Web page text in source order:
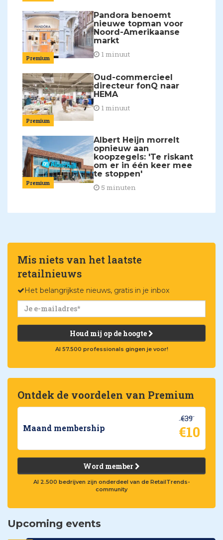
Premium
Pandora benoemt
nieuwe topman voor
Noord-Amerikaanse
markt
1 minuut
Premium
Oud-commercieel
directeur fonQ naar
HEMA
1 minuut
Premium
Albert Heijn morrelt
opnieuw aan
koopzegels: 'Te riskant
om er in één keer mee
te stoppen'
5 minuten
Mis niets van het laatste
retailnieuws
Het belangrijkste nieuws, gratis in je inbox
Houd mij op de hoogte
Al 57.500 professionals gingen je voor!
Ontdek de voordelen van Premium
Maand membership
€39
€10
Word member
Al 2.500 bedrijven zijn onderdeel van de RetailTrends-
community
Upcoming events